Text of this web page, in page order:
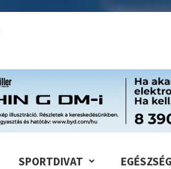
SPORTDIVAT EGÉSZSÉG